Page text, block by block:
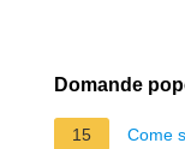
Domande
15 Come